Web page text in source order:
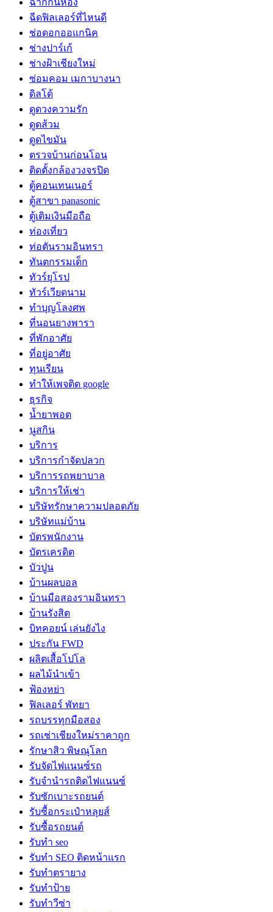
ฉีดฟิลเลอร์ที่ไหนดี
ช่อดอกออแกนิค
ช่างปาร์เก้
ช่างฝ้าเชียงใหม่
ซ่อมคอม เมกาบางนา
ดิลโด้
ดูดวงความรัก
ดูดส้วม
ดูดไขมัน
ตรวจบ้านก่อนโอน
ติดตั้งกล้องวงจรปิด
ตู้คอนเทนเนอร์
ตู้สาขา panasonic
ตู้เติมเงินมือถือ
ท่องเที่ยว
ท่อตันรามอินทรา
ทันตกรรมเด็ก
ทัวร์ยุโรป
ทัวร์เวียดนาม
ทำบุญโลงศพ
ที่นอนยางพารา
ที่พักอาศัย
ที่อยู่อาศัย
ทุนเรียน
ทําให้เพจติด google
ธุรกิจ
น้ำยาพอต
นูสกิน
บริการ
บริการกำจัดปลวก
บริการรถพยาบาล
บริการให้เช่า
บริษัทรักษาความปลอดภัย
บริษัทแม่บ้าน
บัตรพนักงาน
บัตรเครดิต
บัวปูน
บ้านผลบอล
บ้านมือสองรามอินทรา
บ้านรังสิต
บิทคอยน์ เล่นยังไง
ประกัน FWD
ผลิตเสื้อโปโล
ผลไม้นำเข้า
ฟ้องหย่า
ฟิลเลอร์ พัทยา
รถบรรทุกมือสอง
รถเช่าเชียงใหม่ราคาถูก
รักษาสิว พิษณุโลก
รับจัดไฟแนนซ์รถ
รับจำนำรถติดไฟแนนซ์
รับซักเบาะรถยนต์
รับซื้อกระเป๋าหลุยส์
รับซื้อรถยนต์
รับทำ seo
รับทำ SEO ติดหน้าแรก
รับทำตรายาง
รับทำป้าย
รับทำวีซ่า